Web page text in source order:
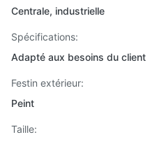
Centrale, industrielle
Spécifications:
Adapté aux besoins du client
Festin extérieur:
Peint
Taille: